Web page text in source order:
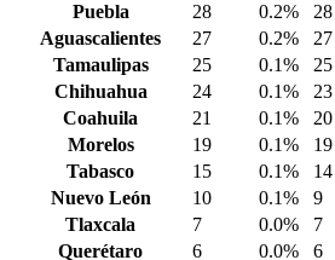
Puebla
28 0.2% 28
Aguascalientes
27 0.2% 27
Tamaulipas
25 0.1% 25
Chihuahua
24 0.1% 23
Coahuila
21 0.1% 20
Morelos
19 0.1% 19
Tabasco
15 0.1% 14
Nuevo León
10 0.1% 9
Tlaxcala
7 0.0% 7
Querétaro
6 0.0% 6